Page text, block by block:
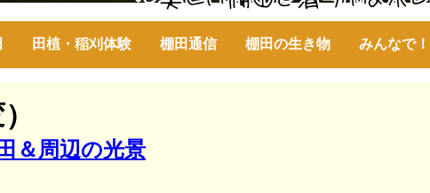
田植・稲刈体験 棚田通信 棚田の生き物 みんなで
＆周辺の光景